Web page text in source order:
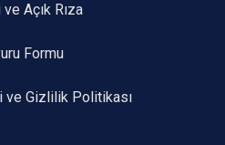
Açık Rıza
Formu
ve Gizlilik Politikası